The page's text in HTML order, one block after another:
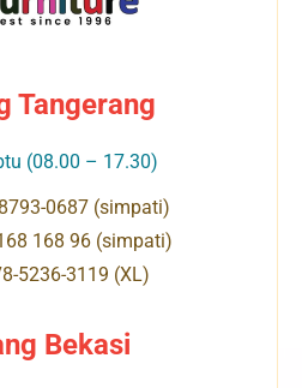
Tangerang
(08.00 – 17.30)
0687 (simpati)
168 96 (simpati)
5236-3119 (XL)
Bekasi